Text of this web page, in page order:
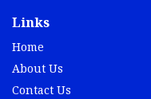
Links
Home
About Us
Contact Us